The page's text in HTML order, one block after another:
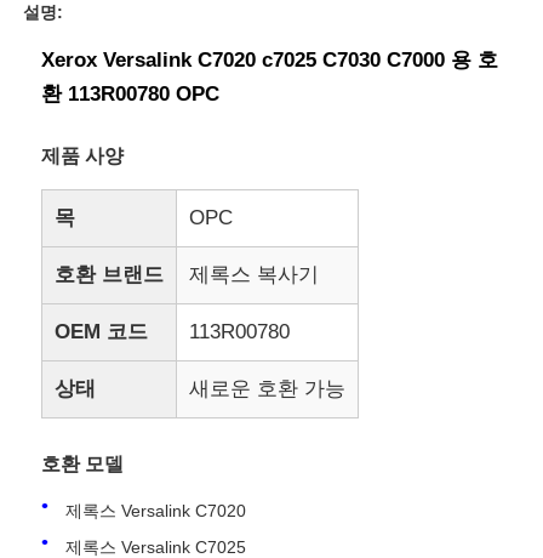
설명:
Xerox Versalink C7020 c7025 C7030 C7000 용 호
환 113R00780 OPC
제품 사양
목 OPC
호환 브랜드 제록스 복사기
OEM 코드 113R00780
상태 새로운 호환 가능
호환 모델
제록스 Versalink C7020
제록스 Versalink C7025